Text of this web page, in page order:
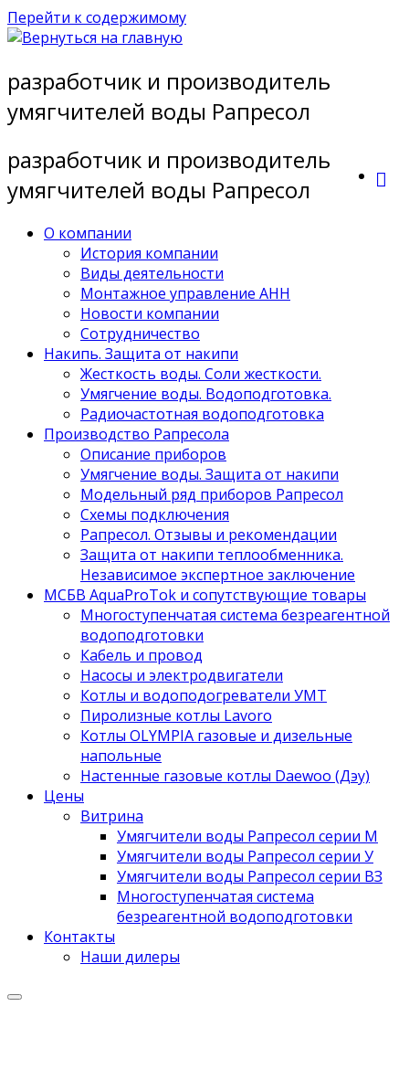
Перейти к содержимому
разработчик и производитель
умягчителей воды Рапресол
разработчик и производитель
умягчителей воды Рапресол
О компании
История компании
Виды деятельности
Монтажное управление АНН
Новости компании
Сотрудничество
Накипь. Защита от накипи
Жесткость воды. Соли жесткости.
Умягчение воды. Водоподготовка.
Радиочастотная водоподготовка
Производство Рапресола
Описание приборов
Умягчение воды. Защита от накипи
Модельный ряд приборов Рапресол
Схемы подключения
Рапресол. Отзывы и рекомендации
Защита от накипи теплообменника.
Независимое экспертное заключение
МСБВ AquaProTok и сопутствующие товары
Многоступенчатая система безреагентной
водоподготовки
Кабель и провод
Насосы и электродвигатели
Котлы и водоподогреватели УМТ
Пиролизные котлы Lavoro
Котлы OLYMPIA газовые и дизельные
напольные
Настенные газовые котлы Daewoo (Дэу)
Цены
Витрина
Умягчители воды Рапресол серии М
Умягчители воды Рапресол серии У
Умягчители воды Рапресол серии ВЗ
Многоступенчатая система
безреагентной водоподготовки
Контакты
Наши дилеры